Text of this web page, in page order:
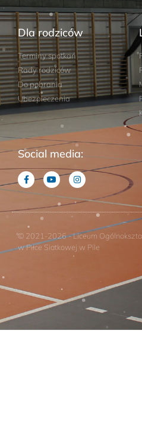
Dla rodziców
Terminy spotkań
Rady rodziców
Do pobrania
Ubezpieczenia
Social media:
© 2021-2026 - Liceum
w Piłce Siatkowej w Pile